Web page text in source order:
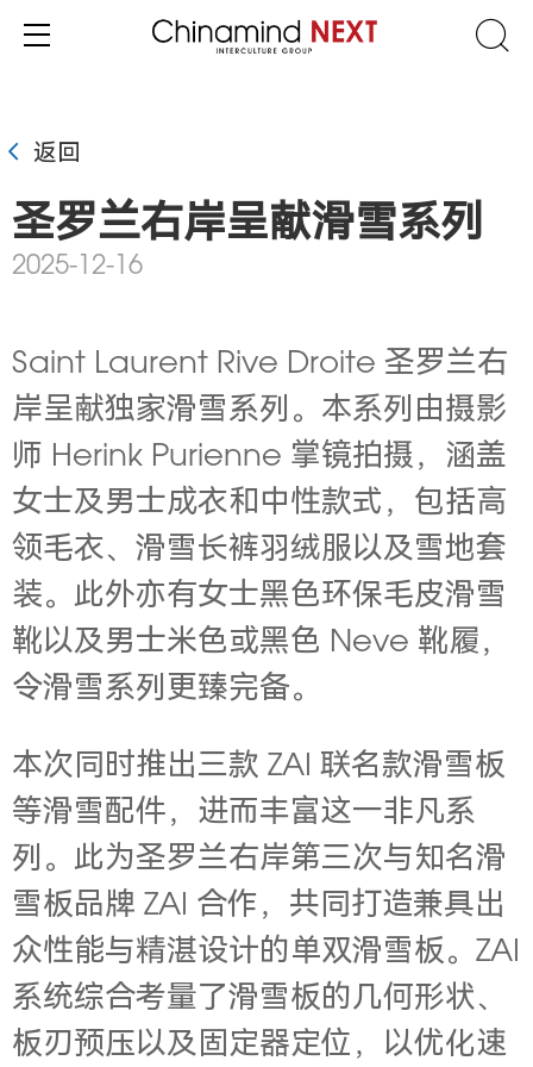
返回
圣罗兰右岸呈献滑雪系列
2025-12-16
Saint Laurent Rive Droite 圣罗兰右
岸呈献独家滑雪系列。本系列由摄影
师 Herink Purienne 掌镜拍摄，涵盖
女士及男士成衣和中性款式，包括高
领毛衣、滑雪长裤羽绒服以及雪地套
装。此外亦有女士黑色环保毛皮滑雪
靴以及男士米色或黑色 Neve 靴履，
令滑雪系列更臻完备。
本次同时推出三款 ZAI 联名款滑雪板
等滑雪配件，进而丰富这一非凡系
列。此为圣罗兰右岸第三次与知名滑
雪板品牌 ZAI 合作，共同打造兼具出
众性能与精湛设计的单双滑雪板。ZAI
系统综合考量了滑雪板的几何形状、
板刃预压以及固定器定位，以优化速